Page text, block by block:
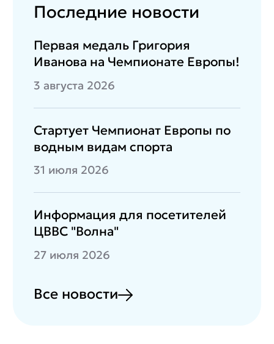
Последние новости
Первая медаль Григория
Иванова на Чемпионате Европы!
3 августа 2026
Стартует Чемпионат Европы по
водным видам спорта
31 июля 2026
Информация для посетителей
ЦВВС "Волна"
27 июля 2026
Все новости